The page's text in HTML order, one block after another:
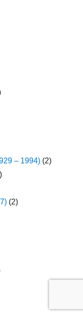
– 1994) (2)
(2)